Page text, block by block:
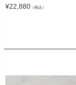
¥22,880 （税込）